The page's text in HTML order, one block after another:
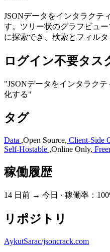
JSONデータをインタラクテ
す。ツリー状のグラフビュ
に探索でき、検索とフィル
ログイン不要タス
"JSONデータをインタラク
化する"
タグ
Data ,Open Source, Client-Side
Self-Hostable ,Online Only,
稼働履歴
14 日前 → 今日 · 稼働率：
リポジトリ
AykutSarac/jsoncrack.com